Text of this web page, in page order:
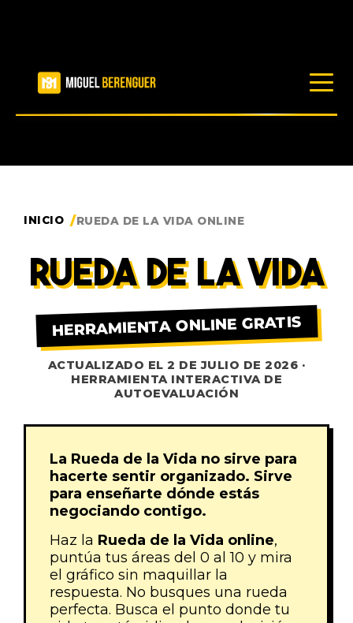
BLOG
PRODUCTOS
TRABAJA CONMIGO
INICIO RUEDA DE LA VIDA ONLINE
RUEDA DE LA VIDA
HERRAMIENTA ONLINE GRATIS
ACTUALIZADO EL 2 DE JULIO DE 2026 ·
HERRAMIENTA INTERACTIVA DE
AUTOEVALUACIÓN
La Rueda de la Vida no sirve para
hacerte sentir organizado. Sirve
para enseñarte dónde estás
negociando contigo.
Haz la Rueda de la Vida online,
puntúa tus áreas del 0 al 10 y mira
el gráfico sin maquillar la
respuesta. No busques una rueda
perfecta. Busca el punto donde tu